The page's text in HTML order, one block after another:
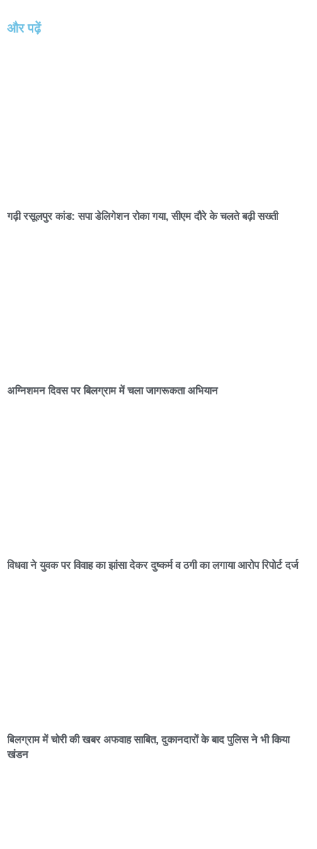
और पढ़ें
गढ़ी रसूलपुर कांड: सपा डेलिगेशन रोका गया, सीएम दौरे के चलते बढ़ी सख्ती
अग्निशमन दिवस पर बिलग्राम में चला जागरूकता अभियान
विधवा ने युवक पर विवाह का झांसा देकर दुष्कर्म व ठगी का लगाया आरोप रिपोर्ट दर्ज
बिलग्राम में चोरी की खबर अफवाह साबित, दुकानदारों के बाद पुलिस ने भी किया
खंडन